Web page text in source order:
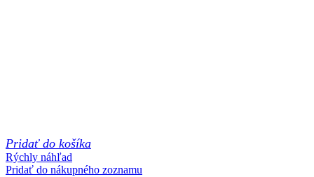
Pridať do košíka
Rýchly náhľad
Pridať do nákupného zoznamu